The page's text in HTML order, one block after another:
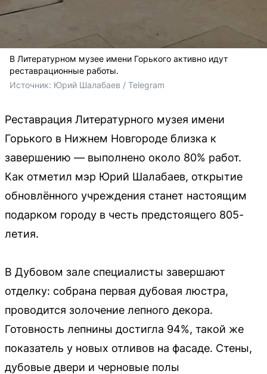
В Литературном музее имени Горького активно идут
реставрационные работы.
Источник: Юрий Шалабаев / Telegram
Реставрация Литературного музея имени
Горького в Нижнем Новгороде близка к
завершению — выполнено около 80% работ.
Как отметил мэр Юрий Шалабаев, открытие
обновлённого учреждения станет настоящим
подарком городу в честь предстоящего 805-
летия.
В Дубовом зале специалисты завершают
отделку: собрана первая дубовая люстра,
проводится золочение лепного декора.
Готовность лепнины достигла 94%, такой же
показатель у новых отливов на фасаде. Стены,
дубовые двери и черновые полы